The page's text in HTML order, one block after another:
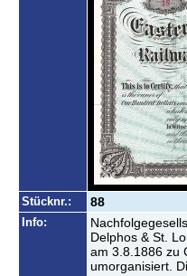
Stücknr.: 88
Info:
Delphos & St.
am 3.8.1886 zu
umorganisiert.